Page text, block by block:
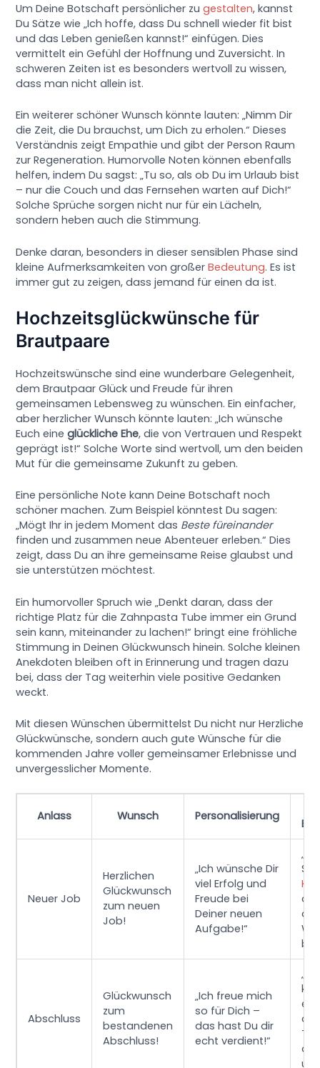
Um Deine Botschaft persönlicher zugestalten, kannst
Du Sätze wie „Ich hoffe, dass Du schnell wieder fit bist
und das Leben genießen kannst!“ einfügen. Dies
vermittelt ein Gefühl der Hoffnung und Zuversicht. In
schweren Zeiten ist es besonders wertvoll zu wissen,
dass man nicht allein ist.
Ein weiterer schöner Wunsch könnte lauten: „Nimm Dir
die Zeit, die Du brauchst, um Dich zu erholen.“ Dieses
Verständnis zeigt Empathie und gibt der Person Raum
zur Regeneration. Humorvolle Noten können ebenfalls
helfen, indem Du sagst: „Tu so, als ob Du im Urlaub bist
– nur die Couch und das Fernsehen warten auf Dich!“
Solche Sprüche sorgen nicht nur für ein Lächeln,
sondern heben auch die Stimmung.
Denke daran, besonders in dieser sensiblen Phase sind
kleine Aufmerksamkeiten von großerBedeutung. Es ist
immer gut zu zeigen, dass jemand für einen da ist.
Hochzeitsglückwünsche für
Brautpaare
Hochzeitswünsche sind eine wunderbare Gelegenheit,
dem Brautpaar Glück und Freude für ihren
gemeinsamen Lebensweg zu wünschen. Ein einfacher,
aber herzlicher Wunsch könnte lauten: „Ich wünsche
Euch eineglückliche Ehe, die von Vertrauen und Respekt
geprägt ist!“ Solche Worte sind wertvoll, um den beiden
Mut für die gemeinsame Zukunft zu geben.
Eine persönliche Note kann Deine Botschaft noch
schöner machen. Zum Beispiel könntest Du sagen:
„Mögt Ihr in jedem Moment das Beste füreinander
finden und zusammen neue Abenteuer erleben.“ Dies
zeigt, dass Du an ihre gemeinsame Reise glaubst und
sie unterstützen möchtest.
Ein humorvoller Spruch wie „Denkt daran, dass der
richtige Platz für die Zahnpasta Tube immer ein Grund
sein kann, miteinander zu lachen!“ bringt eine fröhliche
Stimmung in Deinen Glückwunsch hinein. Solche kleinen
Anekdoten bleiben oft in Erinnerung und tragen dazu
bei, dass der Tag weiterhin viele positive Gedanken
weckt.
Mit diesen Wünschen übermittelst Du nicht nur Herzliche
Glückwünsche, sondern auch gute Wünsche für die
kommenden Jahre voller gemeinsamer Erlebnisse und
unvergesslicher Momente.
Anlass Wunsch Personalisierung
Neuer Job
Herzlichen
Glückwunsch
zum neuen
Job!
„Ich wünsche Dir
viel Erfolg und
Freude bei
Deiner neuen
Aufgabe!“
die
Abschluss
Glückwunsch
zum
bestandenen
Abschluss!
„Ich freue mich
so für Dich –
das hast Du dir
echt verdient!“
die
die